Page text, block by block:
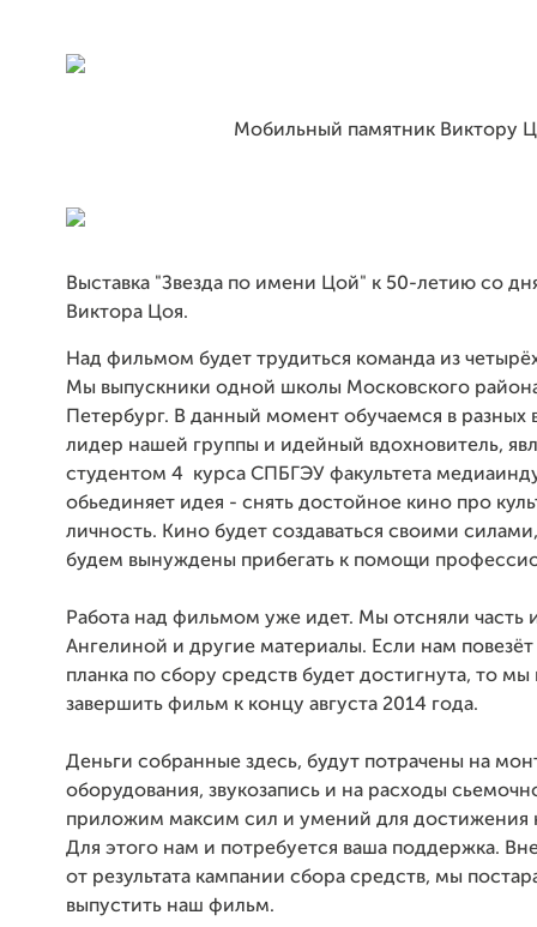
Мобильный памятник Виктору
Выставка "Звезда по имени Цой" к 50-летию со
Виктора Цоя.
Над фильмом будет трудиться команда из
Мы выпускники одной школы Московского
Петербург. В данный момент обучаемся в разных
лидер нашей группы и идейный вдохновитель,
студентом 4 курса СПБГЭУ факультета
обьединяет идея - снять достойное кино про
личность. Кино будет создаваться своими
будем вынуждены прибегать к помощи
Работа над фильмом уже идет. Мы отсняли часть
Ангелиной и другие материалы. Если нам
планка по сбору средств будет достигнута, то
завершить фильм к концу августа 2014 года.
Деньги собранные здесь, будут потрачены на
оборудования, звукозапись и на расходы
приложим максим сил и умений для достижения
Для этого нам и потребуется ваша поддержка.
от результата кампании сбора средств, мы
выпустить наш фильм.